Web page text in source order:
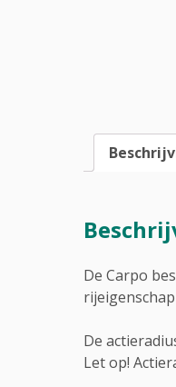
De Carpo
De
Let op!